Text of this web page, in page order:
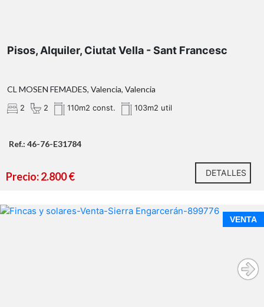
Pisos, Alquiler, Ciutat Vella - Sant Francesc
CL MOSEN FEMADES, Valencia, Valencia
2 2 110m2 const. 103m2 util
Ref.: 46-76-E31784
Precio: 2.800 € DETALLES
VENTA